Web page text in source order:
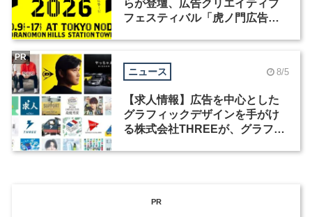
らが登壇、広告クリエイティブ
フェスティバル「虎ノ門広告
ニュース 8/5
【求人情報】広告を中心とした
グラフィックデザインを手がけ
る株式会社THREEが、グラフィ
PR
PR